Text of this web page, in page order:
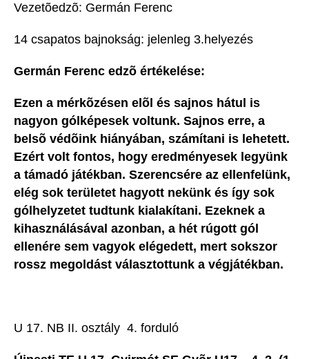
Vezetõedzõ: Germán Ferenc
14 csapatos bajnokság: jelenleg 3.helyezés
Germán Ferenc edzõ értékelése:
Ezen a mérkõzésen elõl és sajnos hátul is
nagyon gólképesek voltunk. Sajnos erre, a
belsõ védõink hiányában, számítani is lehetett.
Ezért volt fontos, hogy eredményesek legyünk
a támadó játékban. Szerencsére az ellenfelünk,
elég sok területet hagyott nekünk és így sok
gólhelyzetet tudtunk kialakítani. Ezeknek a
kihasználásával azonban, a hét rúgott gól
ellenére sem vagyok elégedett, mert sokszor
rossz megoldást választottunk a végjátékban.
U 17. NB II. osztály  4. forduló